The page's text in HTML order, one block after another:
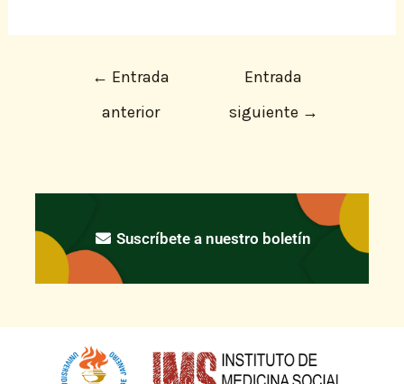
← Entrada
anterior
Entrada
siguiente →
Suscríbete a nuestro boletín